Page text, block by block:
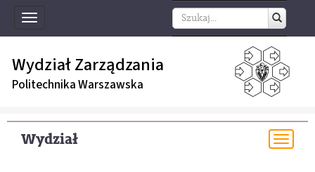
Toggle
navigation
Wydział Zarządzania
Politechnika Warszawska
Wydział